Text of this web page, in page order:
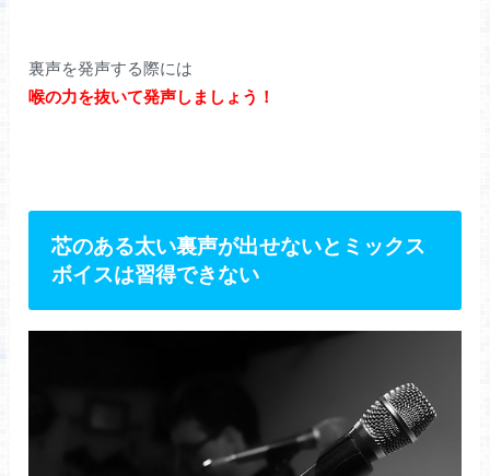
裏声を発声する際には
喉の力を抜いて発声しましょう ！
芯のある太い裏声が出せないとミックス
ボイスは習得できない